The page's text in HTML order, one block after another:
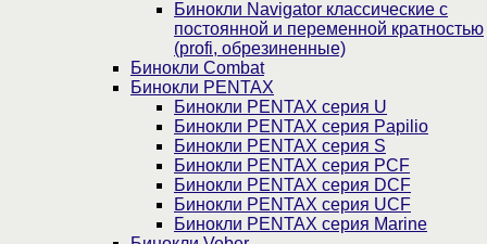
Бинокли Navigator классические с
постоянной и переменной кратностью
(profi, обрезиненные)
Бинокли Combat
Бинокли PENTAX
Бинокли PENTAX серия U
Бинокли PENTAX серия Papilio
Бинокли PENTAX серия S
Бинокли PENTAX серия PCF
Бинокли PENTAX серия DCF
Бинокли PENTAX серия UCF
Бинокли PENTAX серия Marine